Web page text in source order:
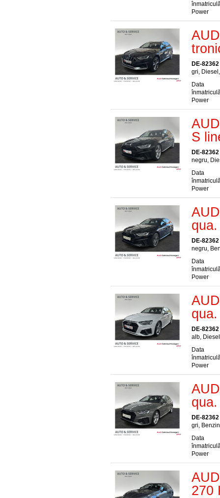
Power
DE-
gri,
Data
Power
S
DE-
negru,
Data
Power
DE-
negru,
Data
Power
DE-
alb,
Data
Power
DE-
gri,
Data
Power
270